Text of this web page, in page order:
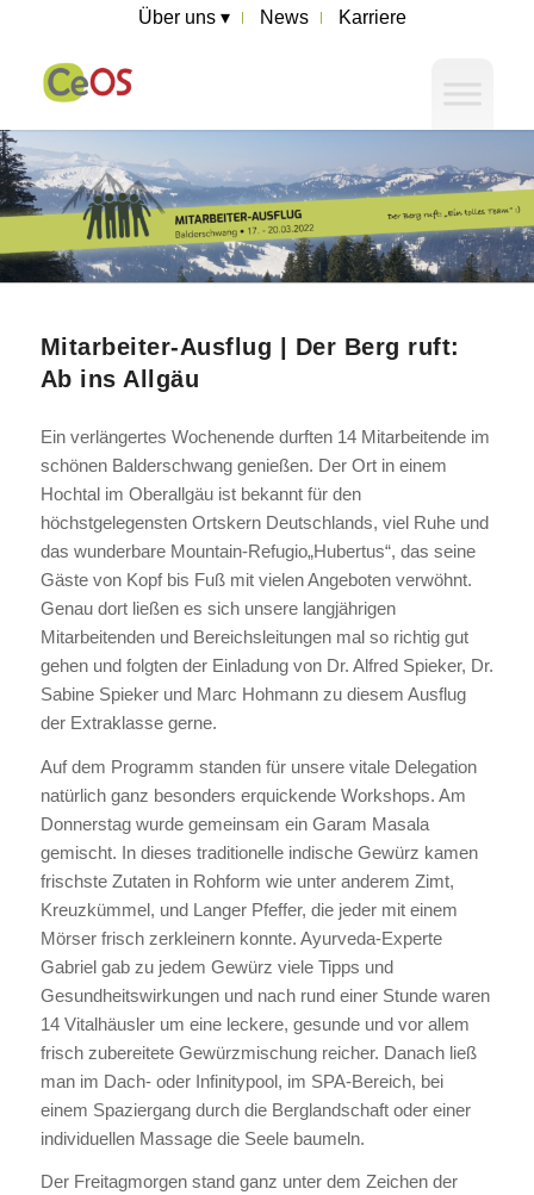
Über uns ▾ News Karriere
Mitarbeiter-Ausflug | Der Berg ruft:
Ab ins Allgäu
Ein verlängertes Wochenende durften 14 Mitarbeitende im
schönen Balderschwang genießen. Der Ort in einem
Hochtal im Oberallgäu ist bekannt für den
höchstgelegensten Ortskern Deutschlands, viel Ruhe und
das wunderbare Mountain-Refugio„Hubertus“, das seine
Gäste von Kopf bis Fuß mit vielen Angeboten verwöhnt.
Genau dort ließen es sich unsere langjährigen
Mitarbeitenden und Bereichsleitungen mal so richtig gut
gehen und folgten der Einladung von Dr. Alfred Spieker, Dr.
Sabine Spieker und Marc Hohmann zu diesem Ausflug
der Extraklasse gerne.
Auf dem Programm standen für unsere vitale Delegation
natürlich ganz besonders erquickende Workshops. Am
Donnerstag wurde gemeinsam ein Garam Masala
gemischt. In dieses traditionelle indische Gewürz kamen
frischste Zutaten in Rohform wie unter anderem Zimt,
Kreuzkümmel, und Langer Pfeffer, die jeder mit einem
Mörser frisch zerkleinern konnte. Ayurveda-Experte
Gabriel gab zu jedem Gewürz viele Tipps und
Gesundheitswirkungen und nach rund einer Stunde waren
14 Vitalhäusler um eine leckere, gesunde und vor allem
frisch zubereitete Gewürzmischung reicher. Danach ließ
man im Dach- oder Infinitypool, im SPA-Bereich, bei
einem Spaziergang durch die Berglandschaft oder einer
individuellen Massage die Seele baumeln.
Der Freitagmorgen stand ganz unter dem Zeichen der